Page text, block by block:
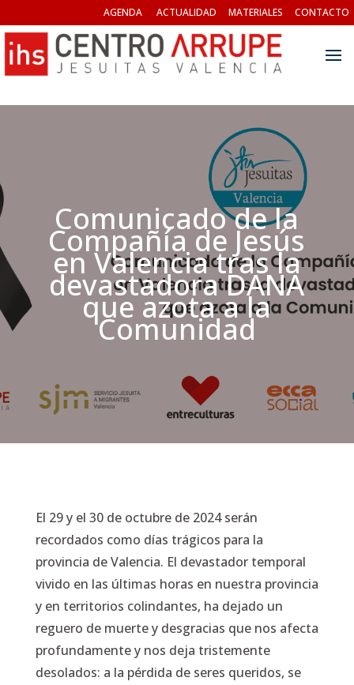
AGENDA ACTUALIDAD MATERIALES CONTACTO
Comunicado de la
Compañía de Jesús
en Valencia tras la
devastadora DANA
que azota a la
Comunidad
El 29 y el 30 de octubre de 2024 serán
recordados como días trágicos para la
provincia de Valencia. El devastador temporal
vivido en las últimas horas en nuestra provincia
y en territorios colindantes, ha dejado un
reguero de muerte y desgracias que nos afecta
profundamente y nos deja tristemente
desolados: a la pérdida de seres queridos, se